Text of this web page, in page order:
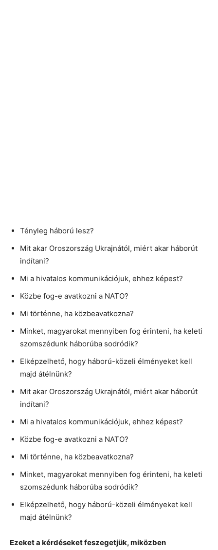
Tényleg háború lesz?
Mit akar Oroszország Ukrajnától, miért akar háborút
indítani?
Mi a hivatalos kommunikációjuk, ehhez képest?
Közbe fog-e avatkozni a NATO?
Mi történne, ha közbeavatkozna?
Minket, magyarokat mennyiben fog érinteni, ha keleti
szomszédunk háborúba sodródik?
Elképzelhető, hogy háború-közeli élményeket kell
majd átélnünk?
Mit akar Oroszország Ukrajnától, miért akar háborút
indítani?
Mi a hivatalos kommunikációjuk, ehhez képest?
Közbe fog-e avatkozni a NATO?
Mi történne, ha közbeavatkozna?
Minket, magyarokat mennyiben fog érinteni, ha keleti
szomszédunk háborúba sodródik?
Elképzelhető, hogy háború-közeli élményeket kell
majd átélnünk?
Ezeket a kérdéseket feszegetjük, miközben